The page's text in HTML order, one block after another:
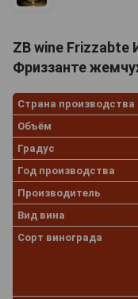
ZB wine Frizzabte
Фриззанте
Страна производства
Объём
Градус
Год производства
Производитель
Вид вина
Сорт винограда